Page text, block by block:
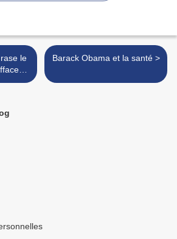
sans
Barack Obama et la santé >